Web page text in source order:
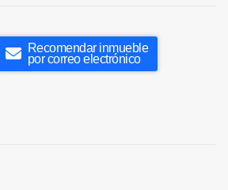
Recomendar inmueble
por correo electrónico